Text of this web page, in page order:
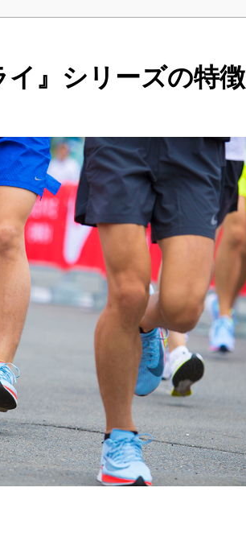
イ』シリーズの特徴